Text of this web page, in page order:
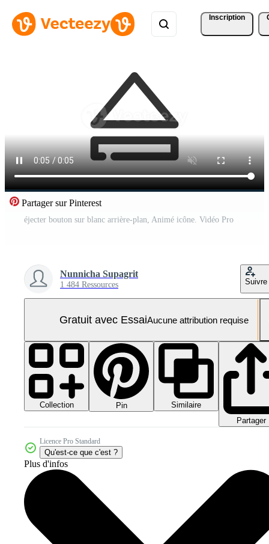
Inscription
Partager sur Pinterest
éjecter bouton sur blanc arrière-plan, Animé icône. Vidéo Pro
Nunnicha Supagrit
1 484 Ressources Suivre
Gratuit avec EssaiAucune attribution requise
Collection Pin
Similaire
Partager
Licence Pro Standard
Qu'est-ce que c'est ?
Plus d'infos